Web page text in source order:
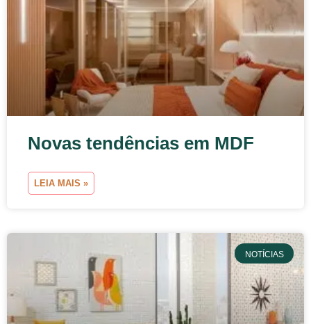
Novas tendências em MDF
LEIA MAIS »
NOTÍCIAS